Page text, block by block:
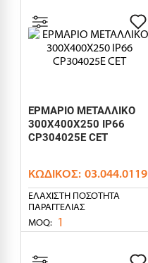
ΕΡΜΑΡΙΟ ΜΕΤΑΛΛΙΚΟ
300X400X250 IP66
CP304025E CET
ΚΩΔΙΚΌΣ: 03.044.0119
ΕΛΆΧΙΣΤΗ ΠΟΣΌΤΗΤΑ
ΠΑΡΑΓΓΕΛΊΑΣ
MOQ: 1